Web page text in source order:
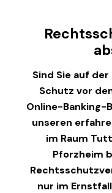
Sind Sie auf
Schutz vor
Online-Banking-
unseren
im Raum
Pforzheim
nur im